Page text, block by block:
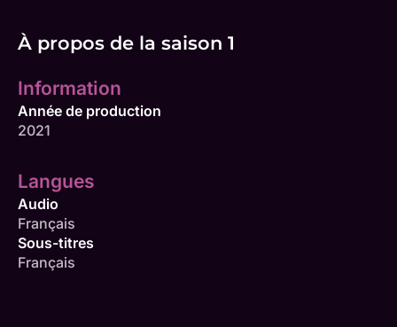
À propos de la saison 1
Information
Année de production
2021
Langues
Audio
Français
Sous-titres
Français